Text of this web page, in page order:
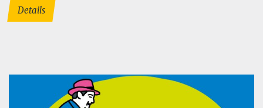
Details